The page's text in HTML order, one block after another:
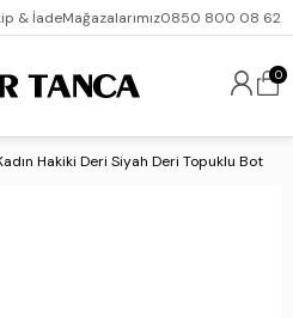
& İadeMağazalarımız0850 800 08 62
0
Hakiki Deri Siyah Deri Topuklu Bot